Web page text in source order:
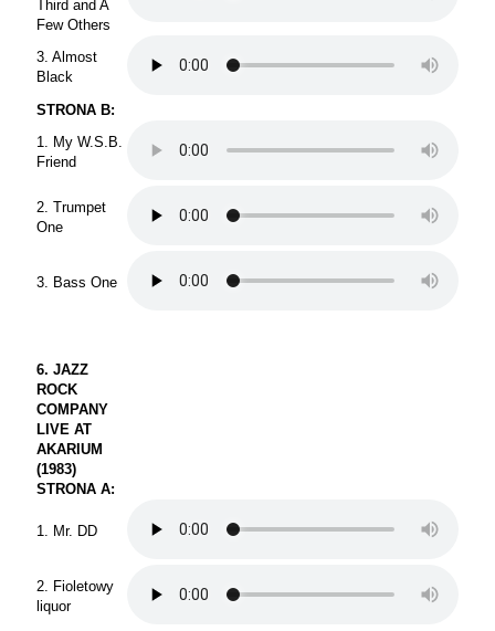
Third and A
Few Others
3. Almost
Black
STRONA B:
1. My W.S.B.
Friend
2. Trumpet
One
3. Bass One
6. JAZZ
ROCK
COMPANY
LIVE AT
AKARIUM
(1983)
STRONA A:
1. Mr. DD
2. Fioletowy
liquor